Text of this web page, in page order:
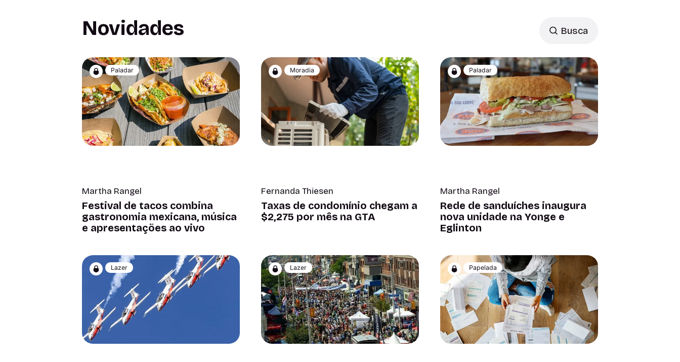
Novidades Busca
Paladar
Martha Rangel
Festival de tacos combina
gastronomia mexicana, música
e apresentações ao vivo
Moradia
Fernanda Thiesen
Taxas de condomínio chegam a
$2,275 por mês na GTA
Paladar
Martha Rangel
Rede de sanduíches inaugura
nova unidade na Yonge e
Eglinton
Lazer Lazer Papelada